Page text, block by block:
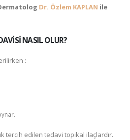
Dr. Özlem KAPLAN ile
NASIL OLUR?
:
tercih edilen tedavi topikal ilaçlardır.